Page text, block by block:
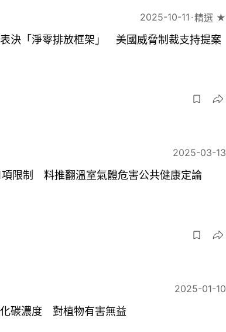
2025-10-11 精選 ★
決「淨零排放框架」 美國威脅制裁支持提案
2025-03-13
限制 料推翻溫室氣體危害公共健康定論
2025-01-10
碳濃度 對植物有害無益